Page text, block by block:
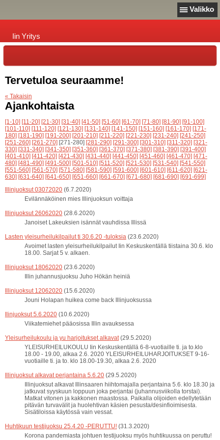
Valikko
Iin Yritys
Tervetuloa seuraamme!
« Takaisin
Ajankohtaista
[1-10] [11-20] [21-30] [31-40] [41-50] [51-60] [61-70] [71-80] [81-90] [91-100]
[101-110] [111-120] [121-130] [131-140] [141-150] [151-160] [161-170] [171-
180] [181-190] [191-200] [201-210] [211-220] [221-230] [231-240] [241-250]
[251-260] [261-270] [271-280] [281-290] [291-300] [301-310] [311-320] [321-
330] [331-340] [341-350] [351-360] [361-370] [371-380] [381-390] [391-400]
[401-410] [411-420] [421-430] [431-440] [441-450] [451-460] [461-470] [471-
480] [481-490] [491-500] [501-510] [511-520] [521-530] [531-540] [541-550]
[551-560] [561-570] [571-580] [581-590] [591-600] [601-610] [611-620] [621-
630] [631-640] [641-650] [651-660] [661-670] [671-680] [681-690] [691-699]
Illinjuoksut 03072020 (6.7.2020)
Evilännäköinen mies Illinjuoksun voittaja
Illinjuoksut 26062020 (28.6.2020)
Janoiset Lakeuksien isännät vauhdissa Illissä
Lasten yleisurheilukilpailut ti 30.6.20 -tuloksia (23.6.2020)
Avoimet lasten yleisurheilukilpailut Iin Keskuskentällä tiistaina 30.6. klo
18.00. Sarjat 5 v. alkaen.
Illinjuoksut 18062020 (23.6.2020)
Illin juhannusjuoksu Juho Hökän heiniä
Illinjuoksut 12062020 (15.6.2020)
Jouni Holapan huikea come back Illinjuoksussa
Ilinjuoksut 5.6.2020 (10.6.2020)
Viikatemiehet pääosissa Illin avauksessa
Yleisurheilukoulu ja yu harjoitukset alkavat (29.5.2020)
YLEISURHEILUKOULU Iin Keskuskentällä 6-8-vuotiaille ti. ja to.klo
18.00 - 19.00, alkaa 2.6. 2020 YLEISURHEILUHARJOITUKSET 9-16-
vuotiaille ti. ja to. klo 18.00-19.30, alkaa 2.6. 2020
Illinjuoksut alkavat perjantaina 5.6.20 (29.5.2020)
Illinjuoksut alkavat Illinsaaren hiihtomajalla perjantaina 5.6. klo 18.30 ja
jatkuvat syyskuun loppuun joka perjantai (juhannusviikolla torstai).
Matkat vitonen ja kakkonen maastossa. Paikalla olijoiden edellytetään
pitävän turvavälit ja huolehtivan käsien pesusta/desinfioimisesta.
Sisätiloissa käytössä vain vessat.
Huhtikuun testijuoksu 25.4.20 -PERUTTU! (31.3.2020)
Korona pandemiasta johtuen testijuoksu myös huhtikuussa on peruttu!